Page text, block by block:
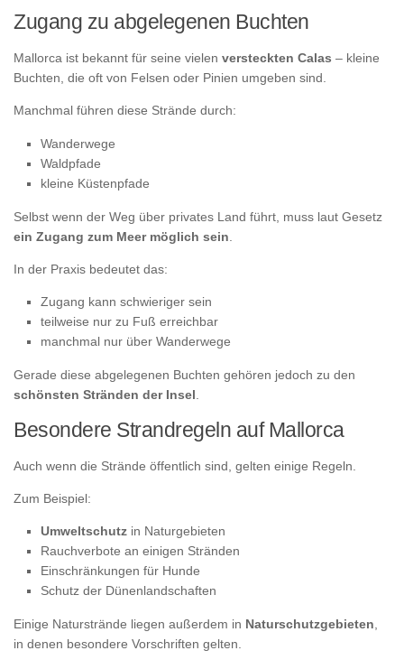
Zugang zu abgelegenen Buchten
Mallorca ist bekannt für seine vielen versteckten Calas – kleine
Buchten, die oft von Felsen oder Pinien umgeben sind.
Manchmal führen diese Strände durch:
Wanderwege
Waldpfade
kleine Küstenpfade
Selbst wenn der Weg über privates Land führt, muss laut Gesetz
ein Zugang zum Meer möglich sein
In der Praxis bedeutet das:
Zugang kann schwieriger sein
teilweise nur zu Fuß erreichbar
manchmal nur über Wanderwege
Gerade diese abgelegenen Buchten gehören jedoch zu den
schönsten Stränden der Insel
Besondere Strandregeln auf Mallorca
Auch wenn die Strände öffentlich sind, gelten einige Regeln.
Zum Beispiel:
Umweltschutz in Naturgebieten
Rauchverbote an einigen Stränden
Einschränkungen für Hunde
Schutz der Dünenlandschaften
Einige Naturstrände liegen außerdem in Naturschutzgebieten
in denen besondere Vorschriften gelten.